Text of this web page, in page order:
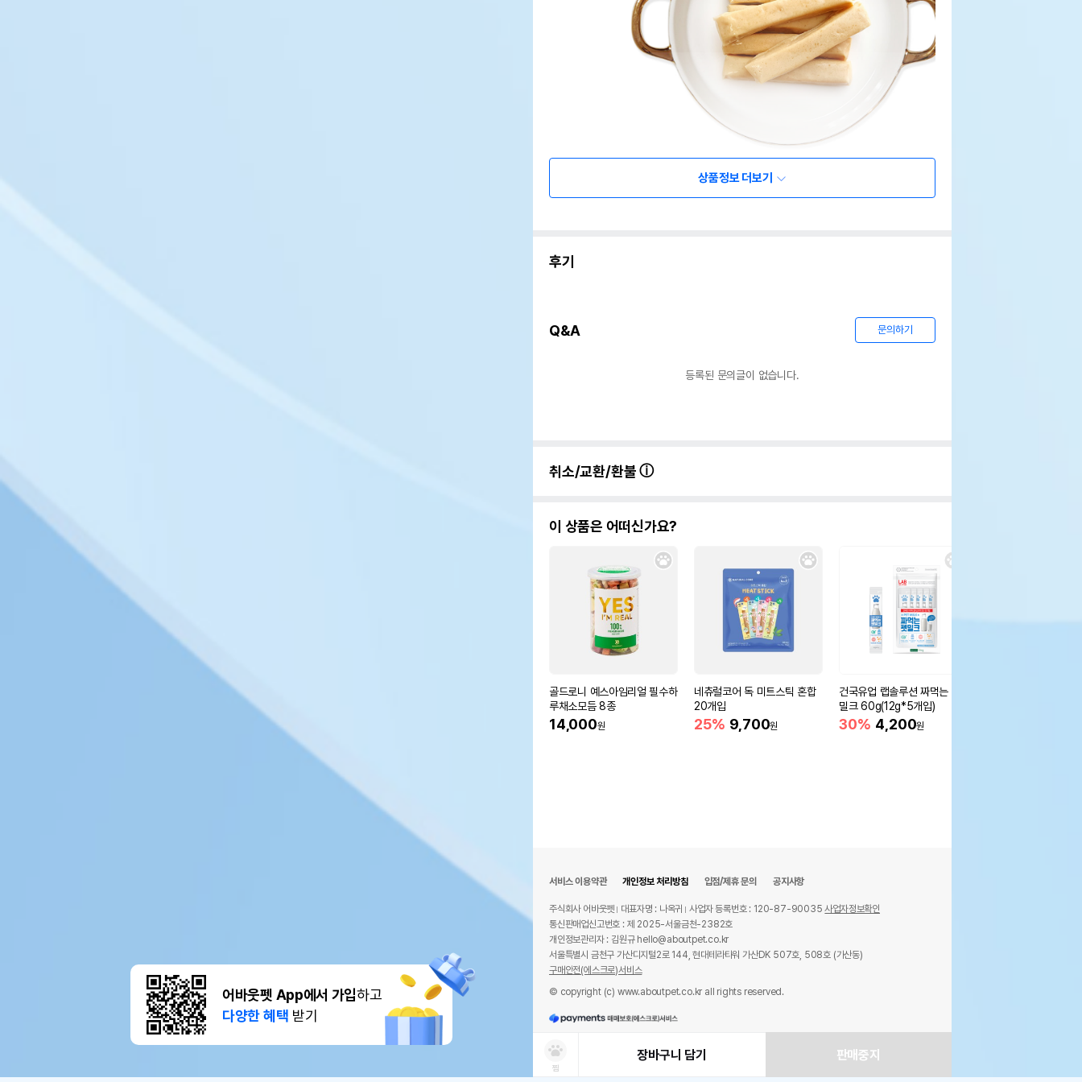
어바웃펫 App에서 가입하고
다양한 혜택 받기
상품정보 더보기
후기
Q&A 문의하기
등록된 문의글이 없습니다.
취소/교환/환불
이 상품은 어떠신가요?
골드로니 예스아임리얼 필수하
루채소모듬 8종
14,000원
네츄럴코어 독 미트스틱 혼합
20개입
25% 9,700원
건국유업 랩솔루션 짜먹는 펫
밀크 60g(12g*5개입)
30% 4,200원
찜
장바구니 담기 판매중지
서비스 이용약관 개인정보 처리방침 입점/제휴 문의 공지사항
주식회사 어바웃펫 대표자명 : 나옥귀 사업자 등록번호 : 120-87-90035사업자정보확인
통신판매업신고번호 : 제 2025-서울금천-2382호
개인정보관리자 : 김원규 hello@aboutpet.co.kr
서울특별시 금천구 가산디지털2로 144, 현대테라타워 가산DK 507호, 508호 (가산동)
구매안전(에스크로)서비스
© copyright (c) www.aboutpet.co.kr all rights reserved.